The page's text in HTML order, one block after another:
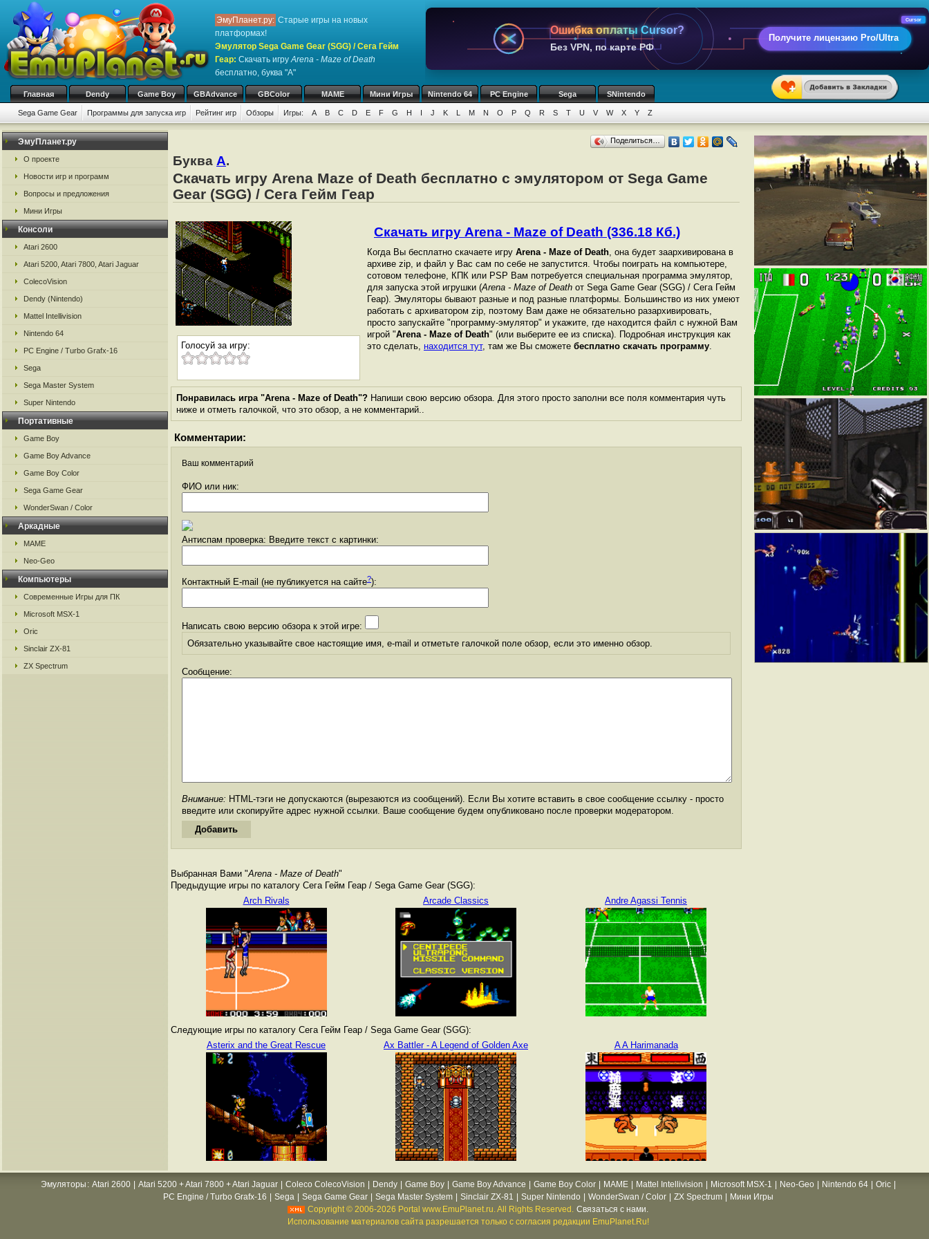
ЭмуПланет.ру: Старые игры на новых
платформах!
Эмулятор Sega Game Gear (SGG) / Сега Гейм
Геар: Скачать игруArena - Maze of Death
бесплатно, буква "A"
Ошибка оплаты Cursor?
Без VPN, по карте РФ
Получите лицензию Pro/Ultra
Cursor
Главная Dendy Game Boy GBAdvance GBColor MAME Мини Игры Nintendo 64 PC Engine Sega SNintendo
Sega Game Gear Программы для запуска игр Рейтинг игр Обзоры Игры: A B C D E F G H I J K L M N O P Q R S T U V W X Y Z
ЭмуПланет.ру
О проекте
Новости игр и программ
Вопросы и предложения
Мини Игры
Консоли
Atari 2600
Atari 5200, Atari 7800, Atari Jaguar
ColecoVision
Dendy (Nintendo)
Mattel Intellivision
Nintendo 64
PC Engine / Turbo Grafx-16
Sega
Sega Master System
Super Nintendo
Портативные
Game Boy
Game Boy Advance
Game Boy Color
Sega Game Gear
WonderSwan / Color
Аркадные
MAME
Neo-Geo
Компьютеры
Современные Игры для ПК
Microsoft MSX-1
Oric
Sinclair ZX-81
ZX Spectrum
Поделиться…
Буква A.
Скачать игру Arena Maze of Death бесплатно с эмулятором от Sega Game
Gear (SGG) / Сега Гейм Геар
Голосуй за игру:
Скачать игру Arena - Maze of Death (336.18 Кб.)
Когда Вы бесплатно скачаете игру Arena - Maze of Death, она будет заархивирована в
архиве zip, и файл у Вас сам по себе не запустится. Чтобы поиграть на компьютере,
сотовом телефоне, КПК или PSP Вам потребуется специальная программа эмулятор,
для запуска этой игрушки (Arena - Maze of Death от Sega Game Gear (SGG) / Сега Гейм
Геар). Эмуляторы бывают разные и под разные платформы. Большинство из них умеют
работать с архиватором zip, поэтому Вам даже не обязательно разархивировать,
просто запускайте "программу-эмулятор" и укажите, где находится файл с нужной Вам
игрой "Arena - Maze of Death" (или выберите ее из списка). Подробная инструкция как
это сделать, находится тут, там же Вы сможете бесплатно скачать программу.
Понравилась игра "Arena - Maze of Death"? Напиши свою версию обзора. Для этого просто заполни все поля комментария чуть
ниже и отметь галочкой, что это обзор, а не комментарий..
Комментарии:
Ваш комментарий
ФИО или ник:
Антиспам проверка: Введите текст с картинки:
Контактный E-mail (не публикуется на сайте?):
Написать свою версию обзора к этой игре:
Обязательно указывайте свое настоящие имя, e-mail и отметьте галочкой поле обзор, если это именно обзор.
Сообщение:
Внимание: HTML-тэги не допускаются (вырезаются из сообщений). Если Вы хотите вставить в свое сообщение ссылку - просто
введите или скопируйте адрес нужной ссылки. Ваше сообщение будем опубликовано после проверки модератором.
Выбранная Вами "Arena - Maze of Death"
Предыдущие игры по каталогу Сега Гейм Геар / Sega Game Gear (SGG):
Arch Rivals
Arcade Classics Andre Agassi Tennis
Следующие игры по каталогу Сега Гейм Геар / Sega Game Gear (SGG):
Asterix and the Great Rescue
Ax Battler - A Legend of Golden Axe A A Harimanada
Эмуляторы : Atari 2600 Atari 5200 + Atari 7800 + Atari Jaguar Coleco ColecoVision Dendy Game Boy Game Boy Advance Game Boy Color MAME Mattel Intellivision Microsoft MSX-1 Neo-Geo Nintendo 64 Oric
PC Engine / Turbo Grafx-16
Sega Sega Game Gear Sega Master System Sinclair ZX-81 Super Nintendo WonderSwan / Color ZX Spectrum
Мини Игры
Copyright © 2006-2026 Portal www.EmuPlanet.ru. All Rights Reserved. Связаться с нами.
Использование материалов сайта разрешается только с согласия редакции EmuPlanet.Ru!